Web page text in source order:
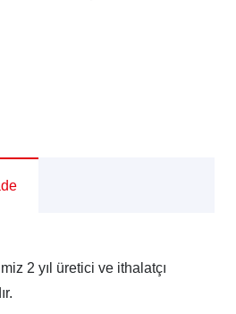
2 yıl üretici ve ithalatçı